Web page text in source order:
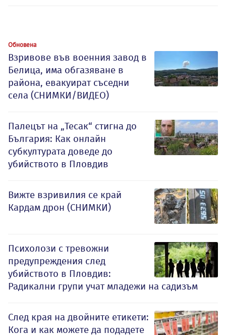
Обновена
Взривове във военния завод в
Белица, има обгазяване в
района, евакуират съседни
села (СНИМКИ/ВИДЕО)
Палецът на „Тесак“ стигна до
България: Как онлайн
субкултурата доведе до
убийството в Пловдив
Вижте взривилия се край
Кардам дрон (СНИМКИ)
Психолози с тревожни
предупреждения след
убийството в Пловдив:
Радикални групи учат младежи на садизъм
След края на двойните етикети:
Кога и как можете да подадете